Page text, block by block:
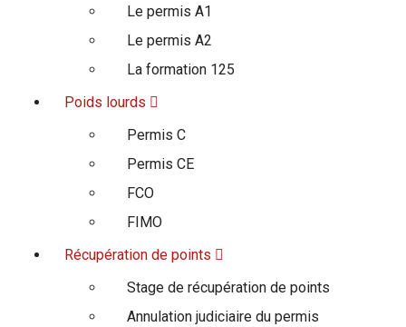
Le permis A1
Le permis A2
La formation 125
Poids lourds
Permis C
Permis CE
FCO
FIMO
Récupération de points
Stage de récupération de points
Annulation judiciaire du permis